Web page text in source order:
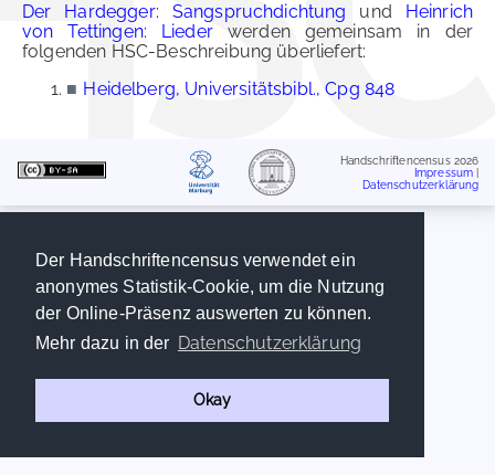
Der Handschriftencensus verwendet ein
anonymes Statistik-Cookie, um die Nutzung
der Online-Präsenz auswerten zu können.
Mehr dazu in der Datenschutzerklärung
Okay
Der Hardegger: Sangspruchdichtung und Heinrich
von Tettingen: Liederwerden gemeinsam in der
folgenden HSC-Beschreibung überliefert:
■ Heidelberg, Universitätsbibl., Cpg 848
Handschriftencensus 2026
Impressum
Datenschutzerklärung